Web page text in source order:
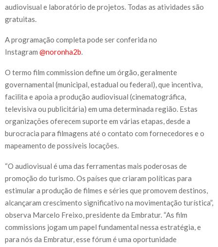
audiovisual e laboratório de projetos. Todas as atividades são
gratuitas.
A programação completa pode ser conferida no
Instagram @noronha2b.
O termo film commission define um órgão, geralmente
governamental (municipal, estadual ou federal), que incentiva,
facilita e apoia a produção audiovisual (cinematográfica,
televisiva ou publicitária) em uma determinada região. Estas
organizações oferecem suporte em várias etapas, desde a
burocracia para filmagens até o contato com fornecedores e o
mapeamento de possíveis locações.
“O audiovisual é uma das ferramentas mais poderosas de
promoção do turismo. Os países que criaram políticas para
estimular a produção de filmes e séries que promovem destinos,
alcançaram crescimento significativo na movimentação turística”,
observa Marcelo Freixo, presidente da Embratur. “As film
commissions jogam um papel fundamental nessa estratégia, e
para nós da Embratur, esse fórum é uma oportunidade